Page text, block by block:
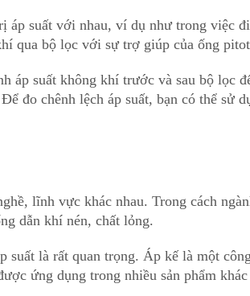
áp suất với nhau, ví dụ như trong việc
qua bộ lọc với sự trợ giúp của ống
áp suất không khí trước và sau bộ lọc
đo chênh lệch áp suất, bạn có thể sử
lĩnh vực khác nhau. Trong cách
dẫn khí nén, chất lỏng.
suất là rất quan trọng. Áp kế là một
ứng dụng trong nhiều sản phẩm khác